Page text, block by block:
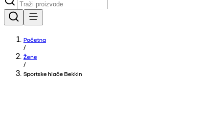
Početna
/
Žene
/
Sportske hlače Bekkin